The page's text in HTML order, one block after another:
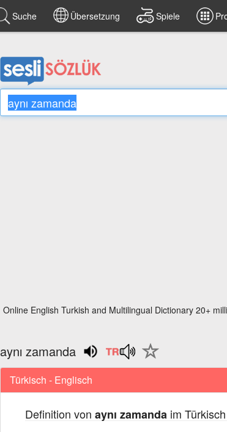
Suche Übersetzung Spiele
Online English Turkish and Multilingual Dictionary 20+
aynı zamanda
Türkisch - Englisch
Definition von aynı zamanda im